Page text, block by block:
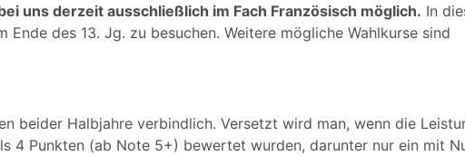
uns derzeit ausschließlich im Fach Französisch möglich. In
des 13. Jg. zu besuchen. Weitere mögliche Wahlkurse sind
beider Halbjahre verbindlich. Versetzt wird man, wenn die
4 Punkten (ab Note 5+) bewertet wurden, darunter nur ein mit